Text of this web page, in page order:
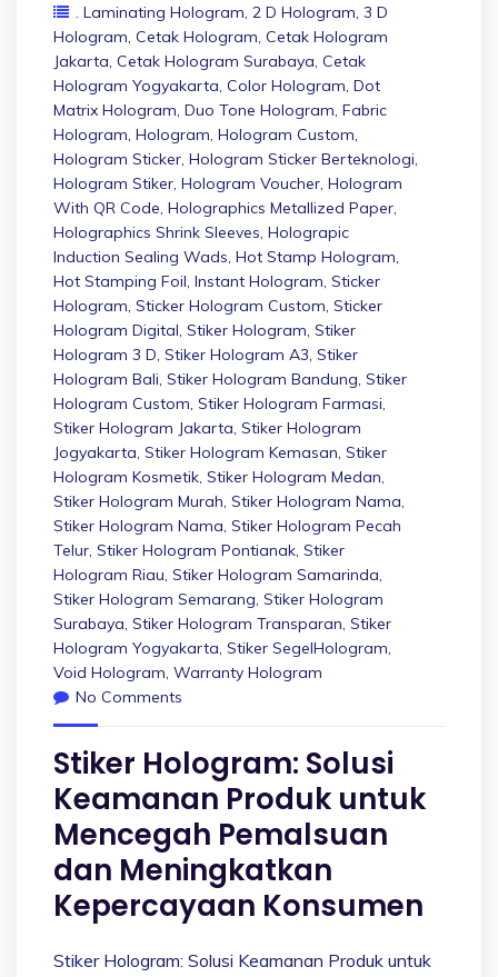
. Laminating Hologram, 2 D Hologram, 3 D
Hologram, Cetak Hologram, Cetak Hologram
Jakarta, Cetak Hologram Surabaya, Cetak
Hologram Yogyakarta, Color Hologram, Dot
Matrix Hologram, Duo Tone Hologram, Fabric
Hologram, Hologram, Hologram Custom,
Hologram Sticker, Hologram Sticker Berteknologi,
Hologram Stiker, Hologram Voucher, Hologram
With QR Code, Holographics Metallized Paper,
Holographics Shrink Sleeves, Holograpic
Induction Sealing Wads, Hot Stamp Hologram,
Hot Stamping Foil, Instant Hologram, Sticker
Hologram, Sticker Hologram Custom, Sticker
Hologram Digital, Stiker Hologram, Stiker
Hologram 3 D, Stiker Hologram A3, Stiker
Hologram Bali, Stiker Hologram Bandung, Stiker
Hologram Custom, Stiker Hologram Farmasi,
Stiker Hologram Jakarta, Stiker Hologram
Jogyakarta, Stiker Hologram Kemasan, Stiker
Hologram Kosmetik, Stiker Hologram Medan,
Stiker Hologram Murah, Stiker Hologram Nama,
Stiker Hologram Nama, Stiker Hologram Pecah
Telur, Stiker Hologram Pontianak, Stiker
Hologram Riau, Stiker Hologram Samarinda,
Stiker Hologram Semarang, Stiker Hologram
Surabaya, Stiker Hologram Transparan, Stiker
Hologram Yogyakarta, Stiker SegelHologram,
Void Hologram, Warranty Hologram
No Comments
Stiker Hologram: Solusi
Keamanan Produk untuk
Mencegah Pemalsuan
dan Meningkatkan
Kepercayaan Konsumen
Stiker Hologram: Solusi Keamanan Produk untuk